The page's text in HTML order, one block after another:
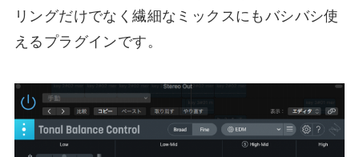
リングだけでなく繊細なミックスにもバシバシ使
えるプラグインです。